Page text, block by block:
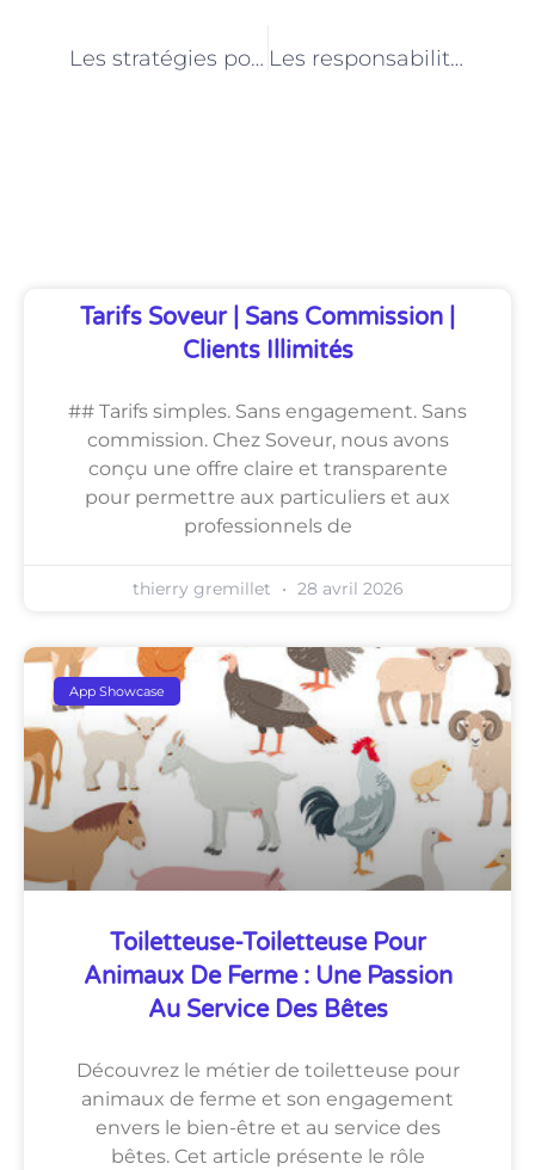
Les stratégies pour prévenir et gérer les comportements agressifs des personnes aidées en tant qu’assistant(e) de vie aux familles. Les responsabilités et les compétences clés d’un aide vétérinaire à Paris
Tarifs Soveur | Sans Commission |
Clients Illimités
## Tarifs simples. Sans engagement. Sans
commission. Chez Soveur, nous avons
conçu une offre claire et transparente
pour permettre aux particuliers et aux
professionnels de
thierry gremillet 28 avril 2026
App Showcase
Toiletteuse-Toiletteuse Pour
Animaux De Ferme : Une Passion
Au Service Des Bêtes
Découvrez le métier de toiletteuse pour
animaux de ferme et son engagement
envers le bien-être et au service des
bêtes. Cet article présente le rôle